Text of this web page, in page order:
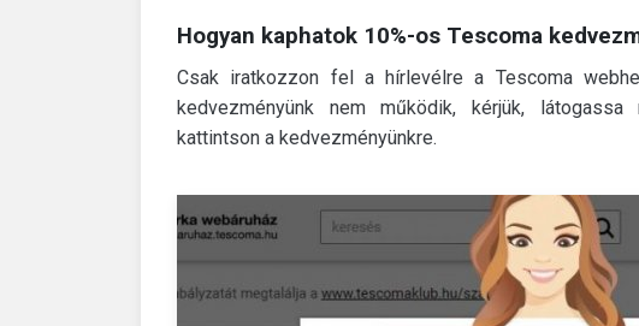
Hogyan kaphatok 10%-os Tescoma
Csak iratkozzon fel a hírlevélre a Tescoma
kedvezményünk nem működik, kérjük, látogassa
kattintson a kedvezményünkre.